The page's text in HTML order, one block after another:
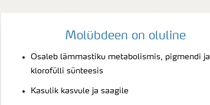
Molübdeen on oluline
Osaleb lämmastiku metabolismis, pigmendi ja
klorofülli sünteesis
Kasulik kasvule ja saagile